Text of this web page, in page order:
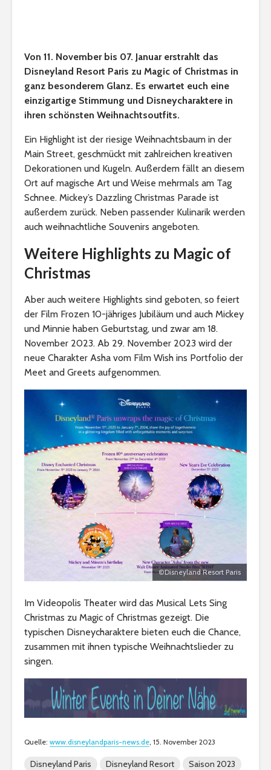
Von 11. November bis 07. Januar erstrahlt das
Disneyland Resort Paris zu Magic of Christmas in
ganz besonderem Glanz. Es erwartet euch eine
einzigartige Stimmung und Disneycharaktere in
ihren schönsten Weihnachtsoutfits.
Ein Highlight ist der riesige Weihnachtsbaum in der
Main Street, geschmückt mit zahlreichen kreativen
Dekorationen und Kugeln. Außerdem fällt an diesem
Ort auf magische Art und Weise mehrmals am Tag
Schnee. Mickey’s Dazzling Christmas Parade ist
außerdem zurück. Neben passender Kulinarik werden
auch weihnachtliche Souvenirs angeboten.
Weitere Highlights zu Magic of
Christmas
Aber auch weitere Highlights sind geboten, so feiert
der Film Frozen 10-jähriges Jubiläum und auch Mickey
und Minnie haben Geburtstag, und zwar am 18.
November 2023. Ab 29. November 2023 wird der
neue Charakter Asha vom Film Wish ins Portfolio der
Meet and Greets aufgenommen.
©Disneyland Resort Paris
Im Videopolis Theater wird das Musical Lets Sing
Christmas zu Magic of Christmas gezeigt. Die
typischen Disneycharaktere bieten euch die Chance,
zusammen mit ihnen typische Weihnachtslieder zu
singen.
Quelle: www.disneylandparis-news.de , 15. November 2023
Disneyland Paris Disneyland Resort Saison 2023